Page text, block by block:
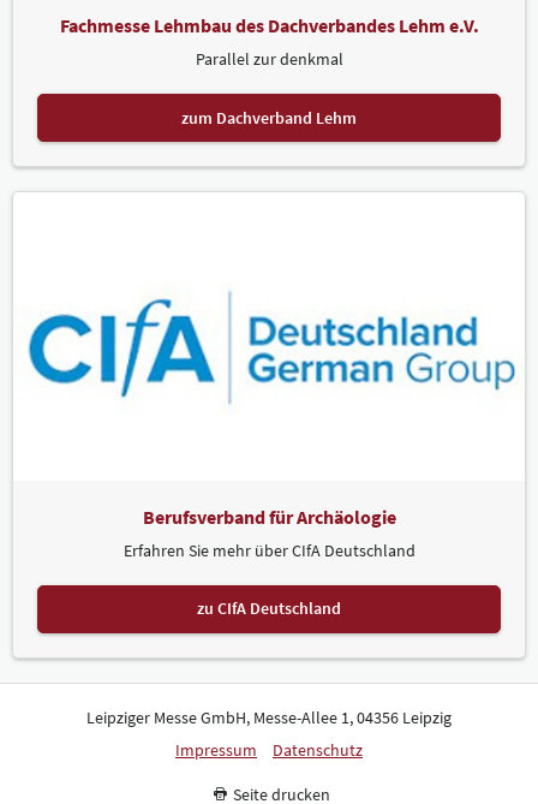
Fachmesse Lehmbau des Dachverbandes Lehm e.V.
Parallel zur denkmal
zum Dachverband Lehm
Berufsverband für Archäologie
Erfahren Sie mehr über CIfA Deutschland
zu CIfA Deutschland
Leipziger Messe GmbH, Messe-Allee 1, 04356 Leipzig
Impressum
Datenschutz
Seite drucken